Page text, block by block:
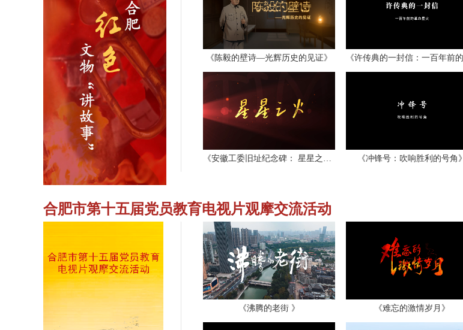
《陈毅的壁诗—光辉历史的见证》
《安徽工委旧址纪念碑： 星星之火》 《冲锋号：吹响胜利的号角》
合肥市第十五届党员教育电视片观摩交流活动
《沸腾的老街 》 《难忘的激情岁月》